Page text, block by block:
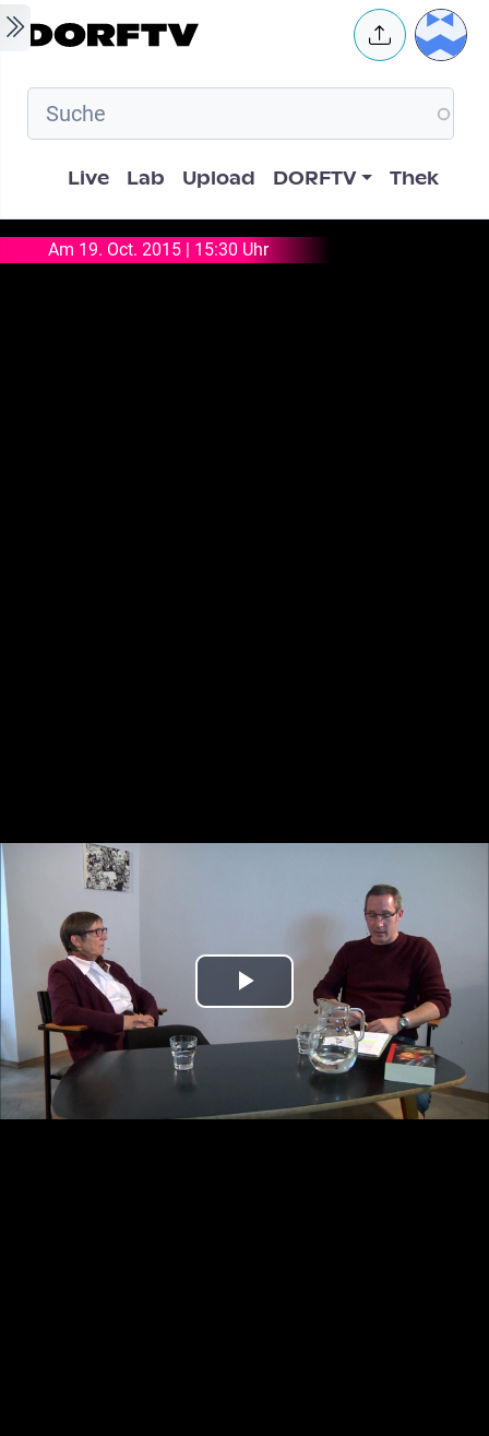
Skip to main content User
Hauptnavigation
Live Lab Upload DORFTV Thek
Am 19. Oct. 2015 | 15:30 Uhr
Play
Video